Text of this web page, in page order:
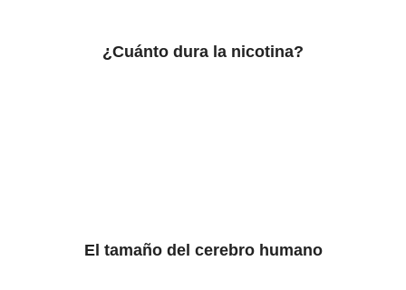
¿Cuánto dura la nicotina?
El tamaño del cerebro humano